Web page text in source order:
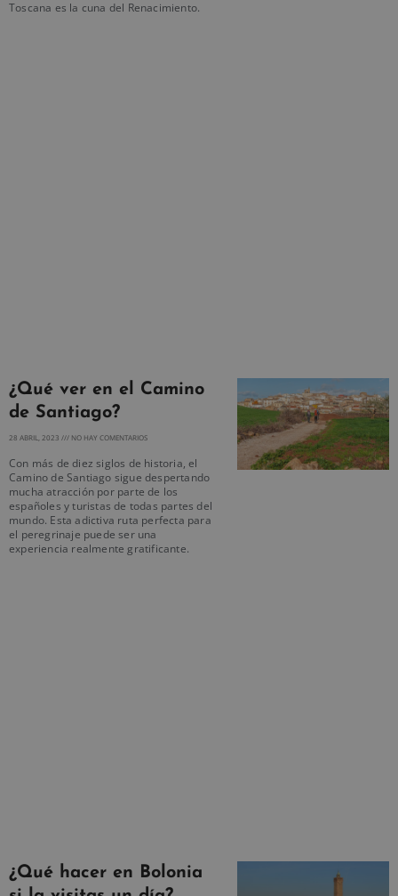
Toscana es la cuna del Renacimiento.
¿Qué ver en el Camino
de Santiago?
28 ABRIL, 2023 NO HAY COMENTARIOS
Con más de diez siglos de historia, el
Camino de Santiago sigue despertando
mucha atracción por parte de los
españoles y turistas de todas partes del
mundo. Esta adictiva ruta perfecta para
el peregrinaje puede ser una
experiencia realmente gratificante.
¿Qué hacer en Bolonia